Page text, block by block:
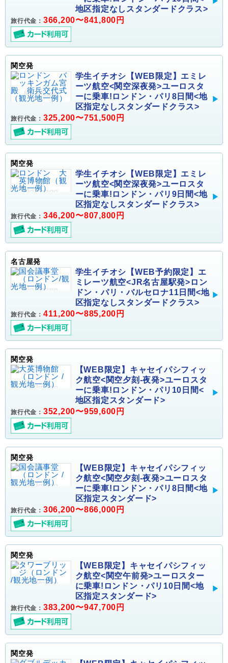
地区指定なしスタンダードクラス>
旅行代金： 366,200〜841,800円
関空発
学生イチオシ【WEB限定】エミレ
ーツ航空<関空深夜発>ユーロスタ
ーに乗車!ロンドン・パリ8日間<地
区指定なしスタンダードクラス>
旅行代金： 325,200〜751,500円
関空発
学生イチオシ【WEB限定】エミレ
ーツ航空<関空深夜発>ユーロスタ
ーに乗車!ロンドン・パリ9日間<地
区指定なしスタンダードクラス>
旅行代金： 346,200〜807,800円
名古屋発
学生イチオシ【WEB予約限定】エ
ミレーツ航空<JR名古屋駅発>ロン
ドン・パリ・バルセロナ11日間<地
区指定なしスタンダードクラス>
旅行代金： 411,200〜885,200円
関空発
【WEB限定】キャセイパシフィッ
ク航空<関空夕刻-夜発>ユーロスタ
ーに乗車!ロンドン・パリ10日間<
地区指定スタンダード>
旅行代金： 352,200〜959,600円
関空発
【WEB限定】キャセイパシフィッ
ク航空<関空夕刻-夜発>ユーロスタ
ーに乗車!ロンドン・パリ8日間<地
区指定スタンダード>
旅行代金： 306,200〜866,000円
関空発
【WEB限定】キャセイパシフィッ
ク航空<関空午前発>ユーロスター
に乗車!ロンドン・パリ10日間<地
区指定スタンダード>
旅行代金： 383,200〜947,700円
関空発